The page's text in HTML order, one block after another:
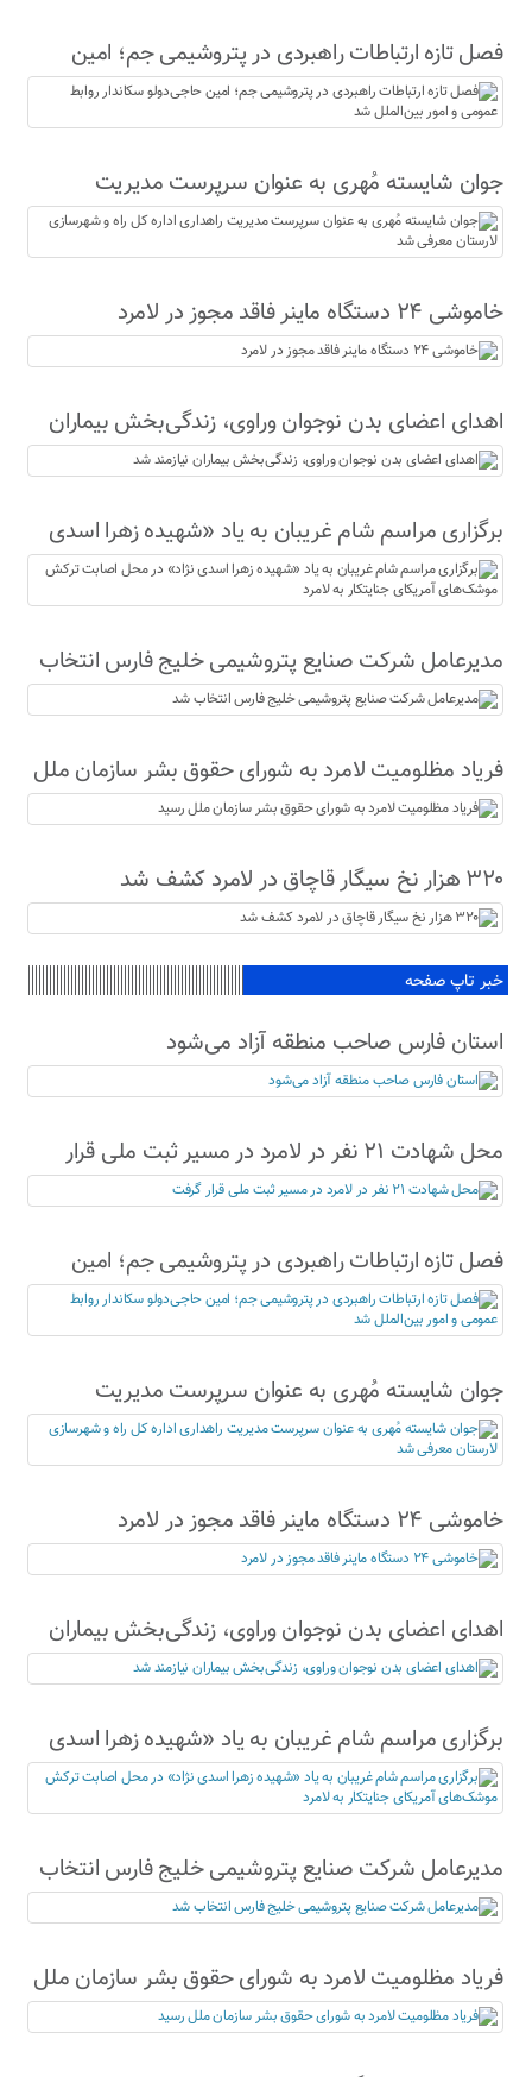
فصل تازه ارتباطات راهبردی در پتروشیمی جم؛ امین
حاجی‌دولو سکاندار روابط عمومی و امور بین‌الملل شد
جوان شایسته مُهری به عنوان سرپرست مدیریت
راهداری اداره کل راه و شهرسازی لارستان معرفی شد
خاموشی ۲۴ دستگاه ماینر فاقد مجوز در لامرد
اهدای اعضای بدن نوجوان وراوی، زندگی‌بخش بیماران
نیازمند شد
برگزاری مراسم شام غریبان به یاد «شهیده زهرا اسدی
نژاد» در محل اصابت ترکش موشک‌های آمریکای
جنایتکار به لامرد
مدیرعامل شرکت صنایع پتروشیمی خلیج فارس انتخاب
شد
فریاد مظلومیت لامرد به شورای حقوق بشر سازمان ملل
رسید
۳۲۰ هزار نخ سیگار قاچاق در لامرد کشف شد
خبر تاپ صفحه
استان فارس صاحب منطقه آزاد می‌شود
محل شهادت ۲۱ نفر در لامرد در مسیر ثبت ملی قرار
گرفت
فصل تازه ارتباطات راهبردی در پتروشیمی جم؛ امین
حاجی‌دولو سکاندار روابط عمومی و امور بین‌الملل شد
جوان شایسته مُهری به عنوان سرپرست مدیریت
راهداری اداره کل راه و شهرسازی لارستان معرفی شد
خاموشی ۲۴ دستگاه ماینر فاقد مجوز در لامرد
اهدای اعضای بدن نوجوان وراوی، زندگی‌بخش بیماران
نیازمند شد
برگزاری مراسم شام غریبان به یاد «شهیده زهرا اسدی
نژاد» در محل اصابت ترکش موشک‌های آمریکای
جنایتکار به لامرد
مدیرعامل شرکت صنایع پتروشیمی خلیج فارس انتخاب
شد
فریاد مظلومیت لامرد به شورای حقوق بشر سازمان ملل
رسید